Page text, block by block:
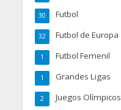
Futbol
30
Futbol de Europa
32
Futbol Femenil
1
Grandes Ligas
1
Juegos Olímpicos
2